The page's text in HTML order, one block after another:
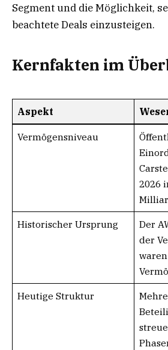
Segment und die Möglichkeit,
beachtete Deals einzusteigen.
Kernfakten im
Aspekt
Vermögensniveau
2026
Historischer Ursprung
Der
der
Heutige Struktur